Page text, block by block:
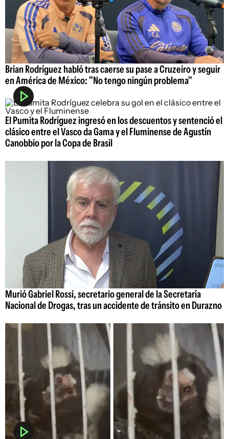
Brian Rodríguez habló tras caerse su pase a Cruzeiro y seguir
en América de México: "No tengo ningún problema"
El Pumita Rodríguez ingresó en los descuentos y sentenció el
clásico entre el Vasco da Gama y el Fluminense de Agustín
Canobbio por la Copa de Brasil
Murió Gabriel Rossi, secretario general de la Secretaría
Nacional de Drogas, tras un accidente de tránsito en Durazno